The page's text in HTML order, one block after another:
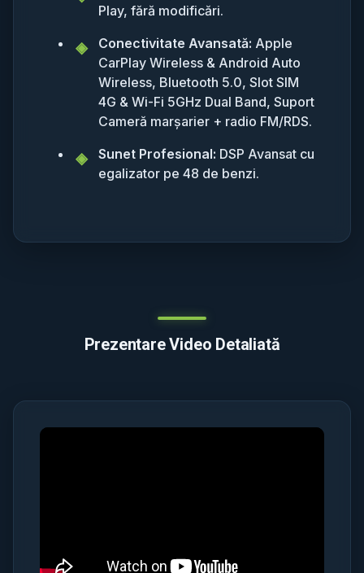
Play, fără modificări.
Conectivitate Avansată: Apple
CarPlay Wireless & Android Auto
Wireless, Bluetooth 5.0, Slot SIM
4G & Wi-Fi 5GHz Dual Band, Suport
Cameră marșarier + radio FM/RDS.
Sunet Profesional: DSP Avansat cu
egalizator pe 48 de benzi.
Prezentare Video Detaliată